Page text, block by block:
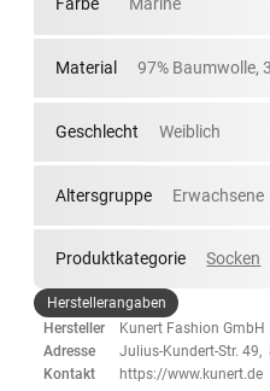
Farbe Marine
Material 97% Baumwolle,
Geschlecht Weiblich
Altersgruppe Erwachsene
Produktkategorie Socken
Herstellerangaben
Hersteller
Kunert Fashion GmbH
Adresse
Julius-Kundert-Str.
Kontakt
https://www.kunert.de